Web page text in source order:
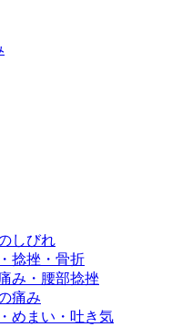
しびれ
捻挫・骨折
み・腰部捻挫
痛み
めまい・吐き気